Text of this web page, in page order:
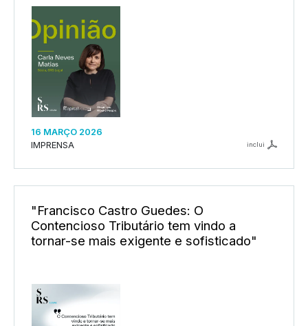
16 MARÇO 2026
IMPRENSA
inclui
"Francisco Castro Guedes: O
Contencioso Tributário tem vindo a
tornar-se mais exigente e sofisticado"